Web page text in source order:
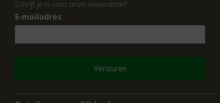
en
https://www.pantoffelspecialist.nl/merken/remonte/
Schrijf je in voor onze nieuwsbrief!
E-mailadres *
CAPTCHA